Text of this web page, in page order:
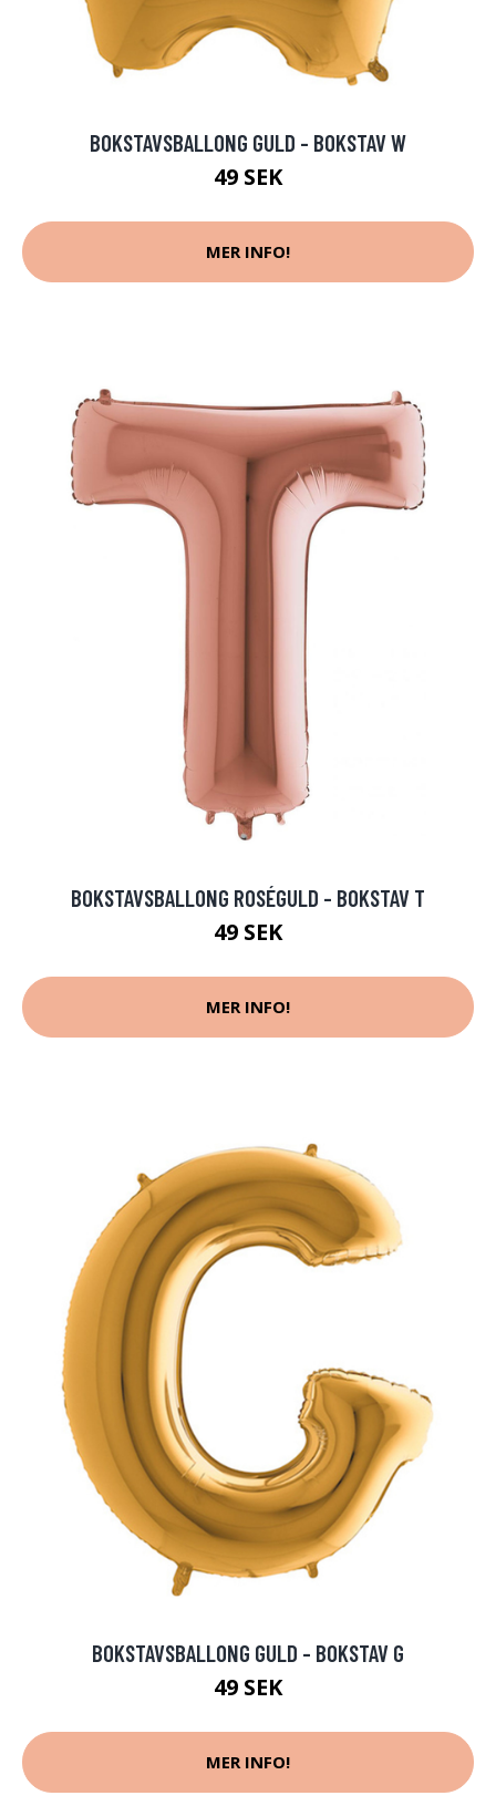
BOKSTAVSBALLONG GULD - BOKSTAV W
49 SEK
MER INFO!
BOKSTAVSBALLONG ROSÉGULD - BOKSTAV T
49 SEK
MER INFO!
BOKSTAVSBALLONG GULD - BOKSTAV G
49 SEK
MER INFO!